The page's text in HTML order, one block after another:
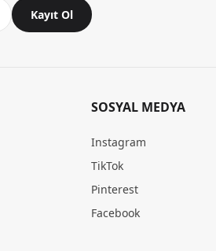
Kayıt Ol
SOSYAL MEDYA
Instagram
TikTok
Pinterest
Facebook